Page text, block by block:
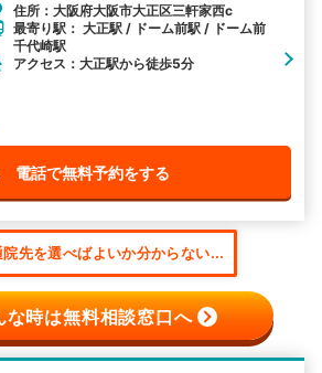
住所：大阪府大阪市大正区三軒家西c
最寄り駅： 大正駅 / ドーム前駅 / ドーム前
千代崎駅
アクセス：大正駅から徒歩5分
電話で無料予約をする
院先を選べばよいか分からない...
な時は無料相談窓口へ